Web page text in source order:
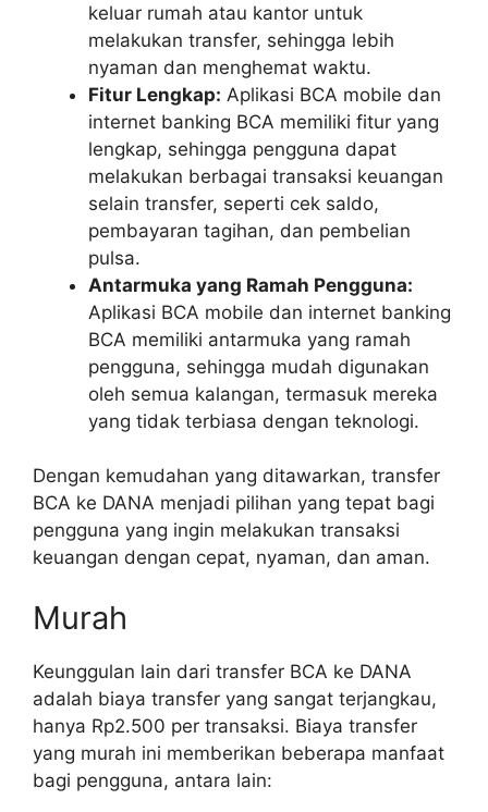
keluar rumah atau kantor untuk
melakukan transfer, sehingga lebih
nyaman dan menghemat waktu.
Fitur Lengkap: Aplikasi BCA mobile dan
internet banking BCA memiliki fitur yang
lengkap, sehingga pengguna dapat
melakukan berbagai transaksi keuangan
selain transfer, seperti cek saldo,
pembayaran tagihan, dan pembelian
pulsa.
Antarmuka yang Ramah Pengguna:
Aplikasi BCA mobile dan internet banking
BCA memiliki antarmuka yang ramah
pengguna, sehingga mudah digunakan
oleh semua kalangan, termasuk mereka
yang tidak terbiasa dengan teknologi.
Dengan kemudahan yang ditawarkan, transfer
BCA ke DANA menjadi pilihan yang tepat bagi
pengguna yang ingin melakukan transaksi
keuangan dengan cepat, nyaman, dan aman.
Murah
Keunggulan lain dari transfer BCA ke DANA
adalah biaya transfer yang sangat terjangkau,
hanya Rp2.500 per transaksi. Biaya transfer
yang murah ini memberikan beberapa manfaat
bagi pengguna, antara lain: